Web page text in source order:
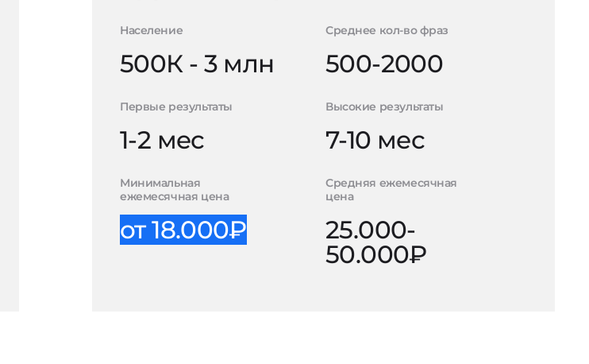
Население
500К - 3 млн
Среднее кол-во фраз
500-2000
Первые результаты
1-2 мес
Высокие результаты
7-10 мес
Минимальная
ежемесячная цена
от 18.000₽
Средняя ежемесячная
цена
25.000-
50.000₽